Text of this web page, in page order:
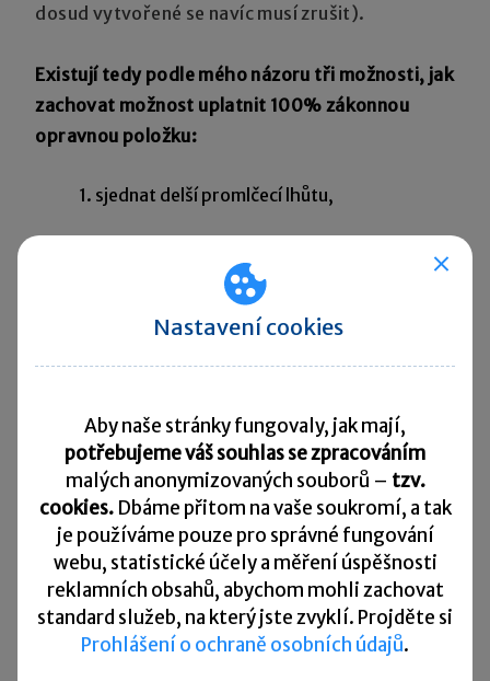
dosud vytvořené se navíc musí zrušit).
Existují tedy podle mého názoru tři možnosti, jak
zachovat možnost uplatnit 100% zákonnou
opravnou položku:
1. sjednat delší promlčecí lhůtu,
2. zahájit soudní, správní či rozhodčí řízení,
3. získat uznání dluhu dlužníkem, čímž se
právo promlčí za 10 let ode dne, kdy
Co se nezměnilo?
Je patrné, že při zpracování zákonných
opravných položek u pohledávek od roku 2014
si nevystačíme jen s fakturou, kde uvidíme
splatnost pohledávky (to ostatně nebylo možné
ani do konce roku 2013). Je nutnézískat další
dokumenty, které nám ozřejmí, jaká je promlčecí
lhůta, zda bylo zahájeno nějaké řízení, zda
Nastavení cookies
Aby naše stránky fungovaly, jak mají,
potřebujeme váš souhlas se zpracováním
malých anonymizovaných souborů – tzv.
cookies. Dbáme přitom na vaše soukromí, a tak
je používáme pouze pro správné fungování
webu, statistické účely a měření úspěšnosti
reklamních obsahů, abychom mohli zachovat
standard služeb, na který jste zvyklí. Projděte si
Prohlášení o ochraně osobních údajů.